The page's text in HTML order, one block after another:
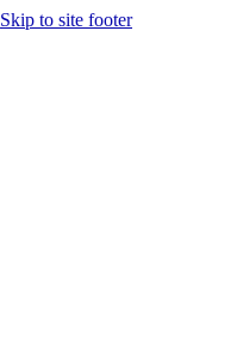
Skip to site footer